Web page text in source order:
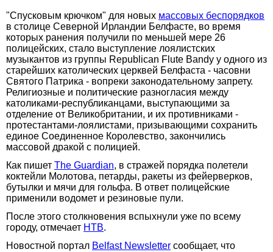
"Спусковым крючком" для новых массовых беспорядков
в столице Северной Ирландии Белфасте, во время
которых ранения получили по меньшей мере 26
полицейских, стало выступление лоялистских
музыкантов из группы Republican Flute Bandу у одного из
старейших католических церквей Белфаста - часовни
Святого Патрика - вопреки законодательному запрету.
Религиозные и политические разногласия между
католиками-республиканцами, выступающими за
отделение от Великобритании, и их противниками -
протестантами-лоялистами, призывающими сохранить
единое Соединенное Королевство, закончились
массовой дракой с полицией.
Как пишет The Guardian, в стражей порядка полетели
коктейли Молотова, петарды, ракеты из фейерверков,
бутылки и мячи для гольфа. В ответ полицейские
применили водомет и резиновые пули.
После этого столкновения вспыхнули уже по всему
городу, отмечает НТВ.
Новостной портал Belfast Newsletter сообщает, что